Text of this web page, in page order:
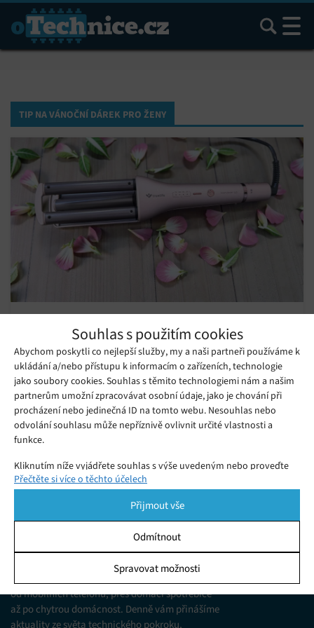
Souhlas s použitím cookies
Abychom poskytli co nejlepší služby, my a naši partneři používáme k
ukládání a/nebo přístupu k informacím o zařízeních, technologie
jako soubory cookies. Souhlas s těmito technologiemi nám a našim
partnerům umožní zpracovávat osobní údaje, jako je chování při
procházení nebo jedinečná ID na tomto webu. Nesouhlas nebo
odvolání souhlasu může nepříznivě ovlivnit určité vlastnosti a
funkce.
Kliknutím níže vyjádřete souhlas s výše uvedeným nebo proveďte
podrobnější rozhodnutí. Vaše volby budou použity pouze na tomto
pomocí přepínačů v Zásadách cookies nebo kliknutím na tlačítko
Spravovat souhlas ve spodní části obrazovky.
Ukládání a/nebo přístup k informacím v zařízení, Porozumění
publiku prostřednictvím statistik nebo kombinací údajů z
různých zdrojů.
Přečtěte si více o těchto účelech
Přijmout vše
Odmítnout
Spravovat možnosti
Hledat
TIP NA VÁNOČNÍ DÁREK PRO ŽENY
žádná námaha
Sobota 06. 12. 2025 Ivana
TrueLife HairWaver W6 vám umožní tvořit přirozené vlny
rychle, bezpečně a pohodlně. Skvělá volba pro každodenní
styling.
Jsme web zajímající se o technologické novinky
od mobilních telefonů, přes domácí spotřebiče
až po chytrou domácnost. Denně vám přinášíme
aktuality ze světa technického pokroku,